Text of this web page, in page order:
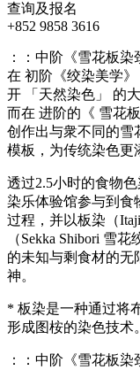
查询及报名
+852 9858 3616
：：中阶《雪花板染
在 初阶《绞染美学
开 「天然染色」 的大
而在 进阶的《 雪花
创作出与衆不同的雪
模板，为传统染色更
透过2.5小时的食物
染乐体验馆参与到食
过程，并以板染（
（Sekka Shibori 雪
的未知与剩食材的无
神。
* 板染是一种通过将
形成图桉的染色技术。
：：中阶《雪花板染